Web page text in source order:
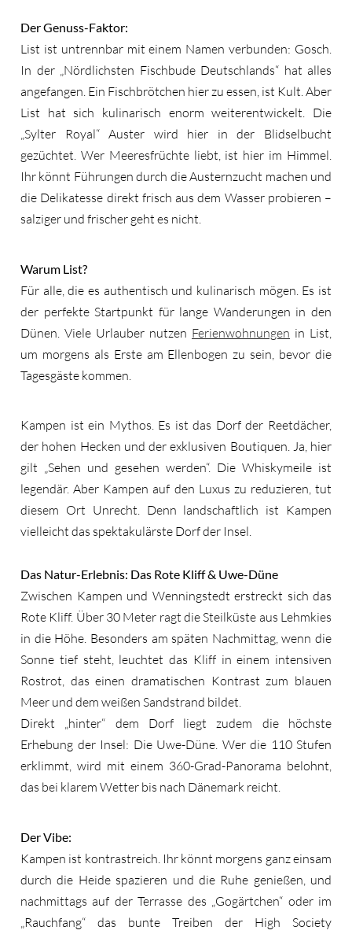
Der Genuss-Faktor:
List ist untrennbar mit einem Namen verbunden: Gosch.
In der „Nördlichsten Fischbude Deutschlands“ hat alles
angefangen. Ein Fischbrötchen hier zu essen, ist Kult. Aber
List hat sich kulinarisch enorm weiterentwickelt. Die
„Sylter Royal“ Auster wird hier in der Blidselbucht
gezüchtet. Wer Meeresfrüchte liebt, ist hier im Himmel.
Ihr könnt Führungen durch die Austernzucht machen und
die Delikatesse direkt frisch aus dem Wasser probieren –
salziger und frischer geht es nicht.
Warum List?
Für alle, die es authentisch und kulinarisch mögen. Es ist
der perfekte Startpunkt für lange Wanderungen in den
Dünen. Viele Urlauber nutzen Ferienwohnungen in List,
um morgens als Erste am Ellenbogen zu sein, bevor die
Tagesgäste kommen.
Kampen ist ein Mythos. Es ist das Dorf der Reetdächer,
der hohen Hecken und der exklusiven Boutiquen. Ja, hier
gilt „Sehen und gesehen werden“. Die Whiskymeile ist
legendär. Aber Kampen auf den Luxus zu reduzieren, tut
diesem Ort Unrecht. Denn landschaftlich ist Kampen
vielleicht das spektakulärste Dorf der Insel.
Das Natur-Erlebnis: Das Rote Kliff & Uwe-Düne
Zwischen Kampen und Wenningstedt erstreckt sich das
Rote Kliff. Über 30 Meter ragt die Steilküste aus Lehmkies
in die Höhe. Besonders am späten Nachmittag, wenn die
Sonne tief steht, leuchtet das Kliff in einem intensiven
Rostrot, das einen dramatischen Kontrast zum blauen
Meer und dem weißen Sandstrand bildet.
Direkt „hinter“ dem Dorf liegt zudem die höchste
Erhebung der Insel: Die Uwe-Düne. Wer die 110 Stufen
erklimmt, wird mit einem 360-Grad-Panorama belohnt,
das bei klarem Wetter bis nach Dänemark reicht.
Der Vibe:
Kampen ist kontrastreich. Ihr könnt morgens ganz einsam
durch die Heide spazieren und die Ruhe genießen, und
nachmittags auf der Terrasse des „Gogärtchen“ oder im
„Rauchfang“ das bunte Treiben der High Society